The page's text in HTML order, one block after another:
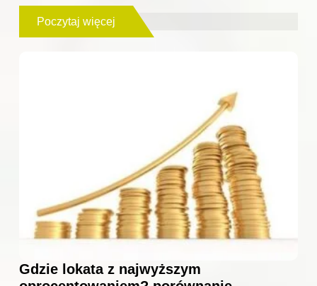
Poczytaj więcej
Gdzie lokata z najwyższym